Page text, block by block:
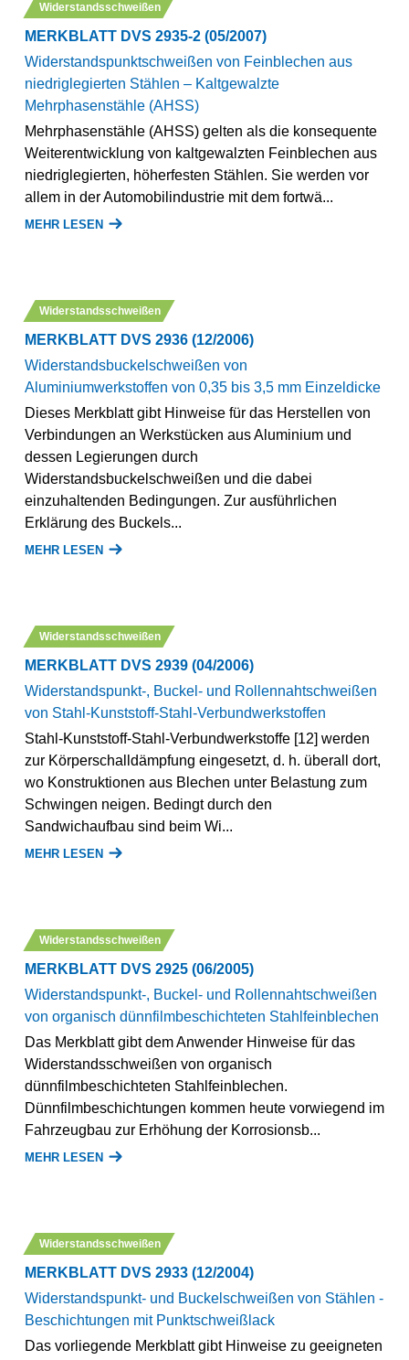
Widerstandsschweißen
MERKBLATT DVS 2935-2 (05/2007)
Widerstandspunktschweißen von Feinblechen aus
niedriglegierten Stählen ‒ Kaltgewalzte
Mehrphasenstähle (AHSS)
Mehrphasenstähle (AHSS) gelten als die konsequente
Weiterentwicklung von kaltgewalzten Feinblechen aus
niedriglegierten, höherfesten Stählen. Sie werden vor
allem in der Automobilindustrie mit dem fortwä...
MEHR LESEN
Widerstandsschweißen
MERKBLATT DVS 2936 (12/2006)
Widerstandsbuckelschweißen von
Aluminiumwerkstoffen von 0,35 bis 3,5 mm Einzeldicke
Dieses Merkblatt gibt Hinweise für das Herstellen von
Verbindungen an Werkstücken aus Aluminium und
dessen Legierungen durch
Widerstandsbuckelschweißen und die dabei
einzuhaltenden Bedingungen. Zur ausführlichen
Erklärung des Buckels...
MEHR LESEN
Widerstandsschweißen
MERKBLATT DVS 2939 (04/2006)
Widerstandspunkt-, Buckel- und Rollennahtschweißen
von Stahl-Kunststoff-Stahl-Verbundwerkstoffen
Stahl-Kunststoff-Stahl-Verbundwerkstoffe [12] werden
zur Körperschalldämpfung eingesetzt, d. h. überall dort,
wo Konstruktionen aus Blechen unter Belastung zum
Schwingen neigen. Bedingt durch den
Sandwichaufbau sind beim Wi...
MEHR LESEN
Widerstandsschweißen
MERKBLATT DVS 2925 (06/2005)
Widerstandspunkt-, Buckel- und Rollennahtschweißen
von organisch dünnfilmbeschichteten Stahlfeinblechen
Das Merkblatt gibt dem Anwender Hinweise für das
Widerstandsschweißen von organisch
dünnfilmbeschichteten Stahlfeinblechen.
Dünnfilmbeschichtungen kommen heute vorwiegend im
Fahrzeugbau zur Erhöhung der Korrosionsb...
MEHR LESEN
Widerstandsschweißen
MERKBLATT DVS 2933 (12/2004)
Widerstandspunkt- und Buckelschweißen von Stählen -
Beschichtungen mit Punktschweißlack
Das vorliegende Merkblatt gibt Hinweise zu geeigneten